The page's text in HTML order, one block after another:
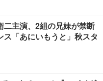
二主演、2組の兄妹が禁断
ス「あにいもうと」秋スタ